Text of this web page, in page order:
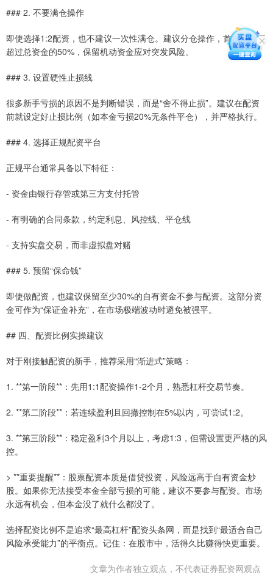
### 2. 不要满仓操作
即使选择1:2配资，也不建议一次性满仓。建议分仓操作，首次建仓不
超过总资金的50%，保留机动资金应对突发风险。
### 3. 设置硬性止损线
很多新手亏损的原因不是判断错误，而是“舍不得止损”。建议在配资
前就设定好止损比例（如本金亏损20%无条件平仓），并严格执行。
### 4. 选择正规配资平台
正规平台通常具备以下特征：
- 资金由银行存管或第三方支付托管
- 有明确的合同条款，约定利息、风控线、平仓线
- 支持实盘交易，而非虚拟盘对赌
### 5. 预留“保命钱”
即使做配资，也建议保留至少30%的自有资金不参与配资。这部分资
金可作为“保证金补充”，在市场极端波动时避免被强平。
## 四、配资比例实操建议
对于刚接触配资的新手，推荐采用“渐进式”策略：
1. **第一阶段**：先用1:1配资操作1-2个月，熟悉杠杆交易节奏。
2. **第二阶段**：若连续盈利且回撤控制在5%以内，可尝试1:2。
3. **第三阶段**：稳定盈利3个月以上，考虑1:3，但需设置更严格的风
控。
> **重要提醒**：股票配资本质是借贷投资，风险远高于自有资金炒
股。如果你无法接受本金全部亏损的可能，建议不要参与配资。市场
永远有机会，但本金没了就什么都没了。
选择配资比例不是追求“最高杠杆”配资头条网，而是找到“最适合自己
风险承受能力”的平衡点。记住：在股市中，活得久比赚得快更重要。
文章为作者独立观点，不代表证券配资网观点